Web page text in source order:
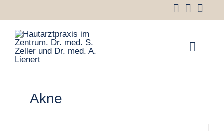
Inhalt
springen
Toggle
Leistungen
Akne